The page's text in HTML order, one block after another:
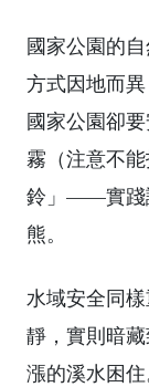
國家公園的
方式因地而
國家公園卻
霧（注意不
鈴」——實踐
熊。
水域安全同
靜，實則暗
漲的溪水困